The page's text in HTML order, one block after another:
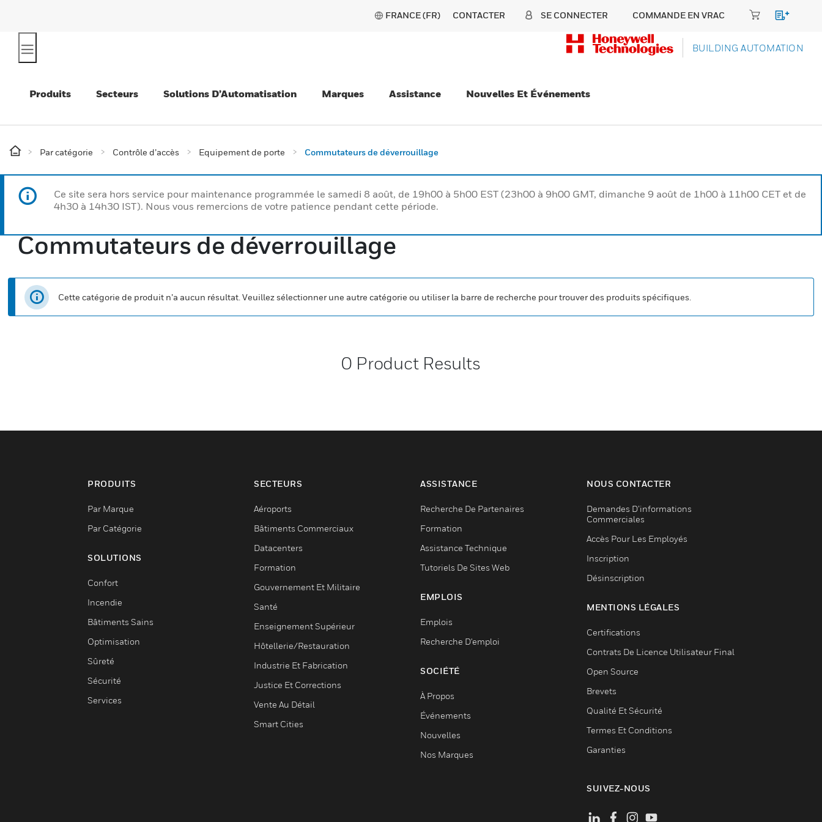
FRANCE (FR) CONTACTER SE CONNECTER COMMANDE EN VRAC
BUILDING AUTOMATION
Produits Secteurs Solutions D’Automatisation Marques Assistance Nouvelles Et Événements
Par catégorie Contrôle d’accès Equipement de porte Commutateurs de déverrouillage
Ce site sera hors service pour maintenance programmée le samedi 8 août, de 19h00 à 5h00 EST (23h00 à 9h00 GMT, dimanche 9 août de 1h00 à 11h00 CET et de
4h30 à 14h30 IST). Nous vous remercions de votre patience pendant cette période.
Commutateurs de déverrouillage
Cette catégorie de produit n’a aucun résultat. Veuillez sélectionner une autre catégorie ou utiliser la barre de recherche pour trouver des produits spécifiques.
0 Product Results
PRODUITS
Par Marque
Par Catégorie
SOLUTIONS
Confort
Incendie
Bâtiments Sains
Optimisation
Sûreté
Sécurité
Services
SECTEURS
Aéroports
Bâtiments Commerciaux
Datacenters
Formation
Gouvernement Et Militaire
Santé
Enseignement Supérieur
Hôtellerie/Restauration
Industrie Et Fabrication
Justice Et Corrections
Vente Au Détail
Smart Cities
ASSISTANCE
Recherche De Partenaires
Formation
Assistance Technique
Tutoriels De Sites Web
EMPLOIS
Emplois
Recherche D'emploi
SOCIÉTÉ
À Propos
Événements
Nouvelles
Nos Marques
NOUS CONTACTER
Demandes D’informations
Commerciales
Accès Pour Les Employés
Inscription
Désinscription
MENTIONS LÉGALES
Certifications
Contrats De Licence Utilisateur Final
Open Source
Brevets
Qualité Et Sécurité
Termes Et Conditions
Garanties
SUIVEZ-NOUS